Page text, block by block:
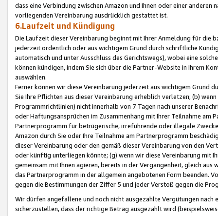
dass eine Verbindung zwischen Amazon und Ihnen oder einer
vorliegenden Vereinbarung ausdrücklich gestattet ist.
6.Laufzeit und Kündigung
Die Laufzeit dieser Vereinbarung beginnt mit Ihrer Anmeldung für die
jederzeit ordentlich oder aus wichtigem Grund durch schriftliche
automatisch und unter Ausschluss des Gerichtswegs), wobei eine
können kündigen, indem Sie sich über die Partner-Website in Ihrem
auswählen.
Ferner können wir diese Vereinbarung jederzeit aus wichtigem Grund
Sie Ihre Pflichten aus dieser Vereinbarung erheblich verletzen; (b)
Programmrichtlinien) nicht innerhalb von 7 Tagen nach unserer
oder Haftungsansprüchen im Zusammenhang mit Ihrer Teilnahme am
Partnerprogramm für betrügerische, irreführende oder illegale
Amazon durch Sie oder Ihre Teilnahme am Partnerprogramm
dieser Vereinbarung oder den gemäß dieser Vereinbarung von den
oder künftig unterliegen könnte; (g) wenn wir diese Vereinbarung mit
gemeinsam mit Ihnen agieren, bereits in der Vergangenheit, gleich
das Partnerprogramm in der allgemein angebotenen Form beenden.
gegen die Bestimmungen der Ziffer 5 und jeder Verstoß gegen die
Wir dürfen angefallene und noch nicht ausgezahlte Vergütungen
sicherzustellen, dass der richtige Betrag ausgezahlt wird